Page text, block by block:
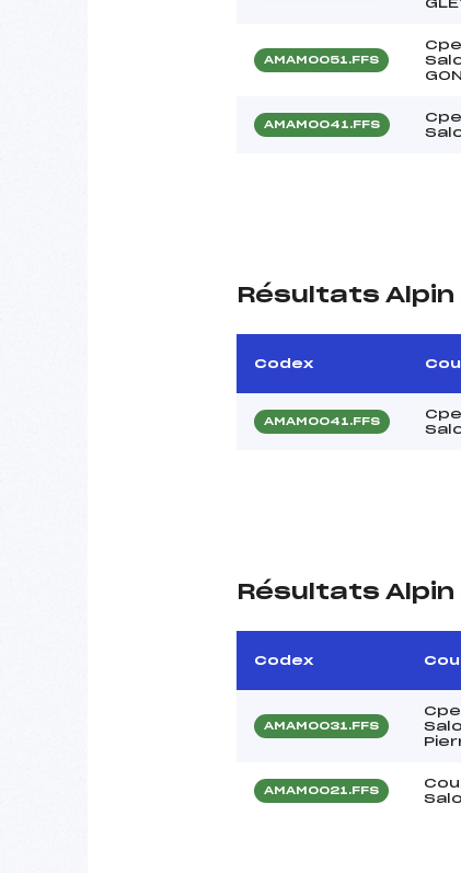
AMAM0051.FFS
Cpe
AMAM0041.FFS
Cpe
Résultats
Codex
AMAM0041.FFS
Cpe
Résultats
Codex
AMAM0031.FFS
Cpe
AMAM0021.FFS